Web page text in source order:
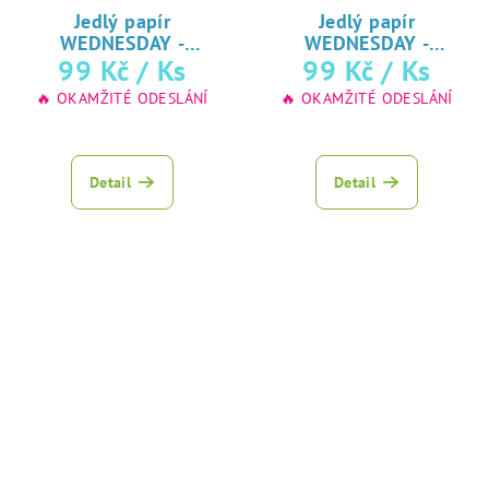
Jedlý papír
WEDNESDAY -
ADDAMSOVA RODINA
♥ tisk na jedlý
papír
99 Kč / Ks
🔥 OKAMŽITÉ ODESLÁNÍ
Detail
Jedlý papír
WEDNESDAY -
ADDAMSOVA RODINA
♥ tisk na jedlý
papír
99 Kč / Ks
🔥 OKAMŽITÉ ODESLÁNÍ
Detail